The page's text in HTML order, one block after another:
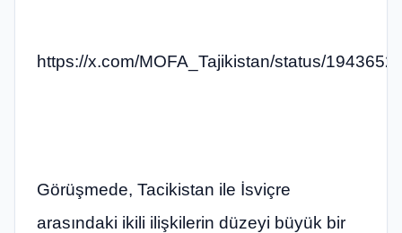
https://x.com/MOFA_Tajikistan/status/
Görüşmede, Tacikistan ile İsviçre
arasındaki ikili ilişkilerin düzeyi büyük bir